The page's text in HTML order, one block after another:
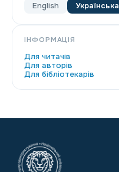
English Українська
ІНФОРМАЦІЯ
Для читачів
Для авторів
Для бібліотекарів